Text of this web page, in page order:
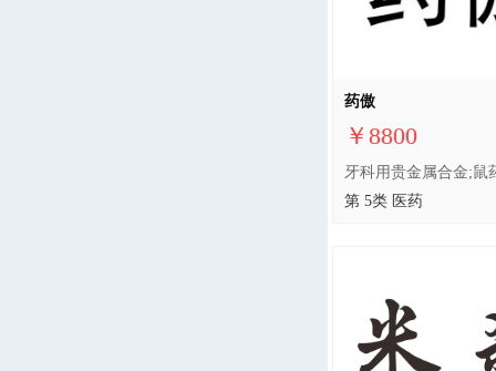
药傲
￥8800
第 5类 医药